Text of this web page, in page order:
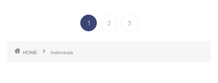
1 2 3
HOME Indonesia